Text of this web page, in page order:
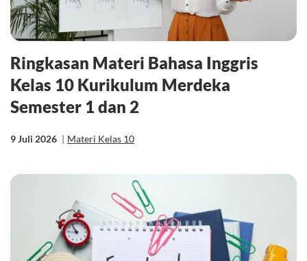
Ringkasan Materi Bahasa Inggris
Kelas 10 Kurikulum Merdeka
Semester 1 dan 2
9 Juli 2026 | Materi Kelas 10